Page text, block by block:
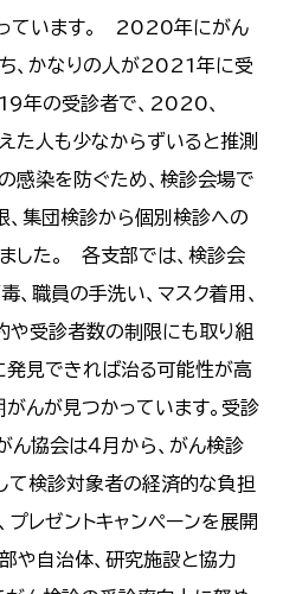
ています。 2020年にがん
、かなりの人が2021年に受
年の受診者で、2020、
人も少なからずいると推測
感染を防ぐため、検診会場で
、集団検診から個別検診への
した。 各支部では、検診会
職員の手洗い、マスク着用、
や受診者数の制限にも取り組
見できれば治る可能性が高
んが見つかっています。受診
ん協会は４月から、がん検診
て検診対象者の経済的な負担
レゼントキャンペーンを展開
や自治体、研究施設と協力